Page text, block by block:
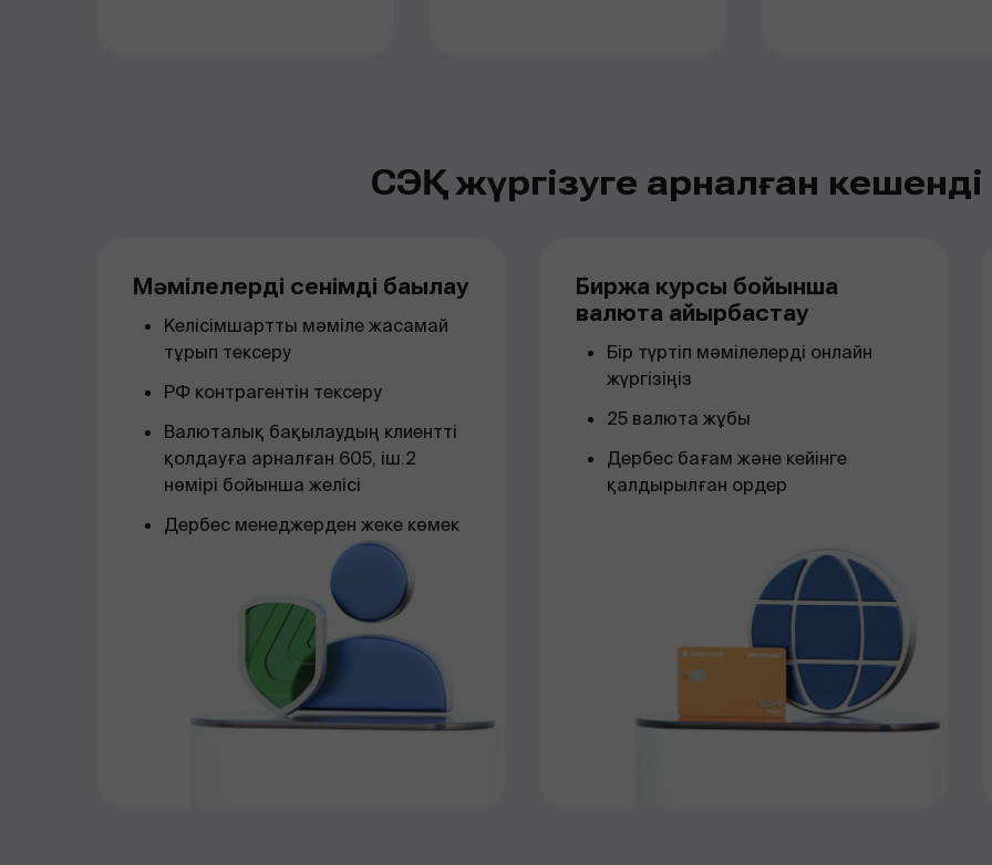
СЭҚ жүргізуге арналған
Мәмілелерді сенімді бақылау
Келісімшартты мәміле жасамай
тұрып тексеру
РФ контрагентін тексеру
Валюталық бақылаудың клиентті
қолдауға арналған 605, іш.2
нөмірі бойынша желісі
Дербес менеджерден жеке көмек
Биржа курсы бойынша
валюта айырбастау
Бір түртіп мәмілелерді онлайн
жүргізіңіз
25 валюта жұбы
Дербес бағам және кейінге
қалдырылған ордер